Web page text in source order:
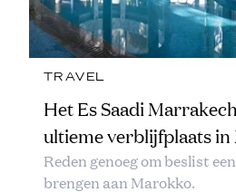
TRAVEL
Het Es Saadi
ultieme verblijfplaats
Reden genoeg om beslist
brengen aan Marokko.